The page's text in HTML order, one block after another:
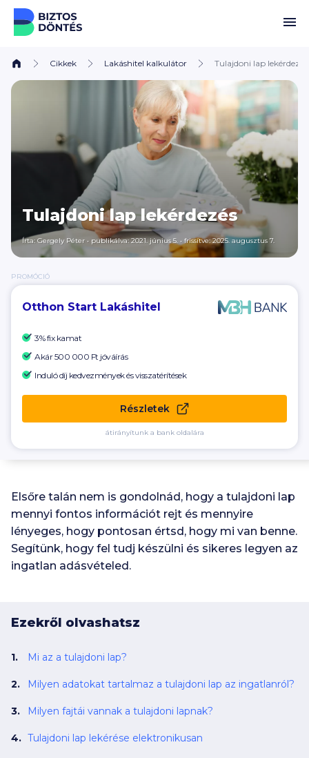
Ugrás a tartalomhoz
Cikkek Lakáshitel kalkulátor Tulajdoni lap lekérdezés
Tulajdoni lap lekérdezés
Írta: Gergely Péter • publikálva: 2021. június 5. • frissítve: 2025. augusztus 7.
PROMÓCIÓ
Otthon Start Lakáshitel
3% fix kamat
Akár500 000 Ft jóváírás
Induló díj kedvezmények és visszatérítések
Részletek
átirányítunk a bank oldalára
Elsőre talán nem is gondolnád, hogy a tulajdoni lap
mennyi fontos információt rejt és mennyire
lényeges, hogy pontosan értsd, hogy mi van benne.
Segítünk, hogy fel tudj készülni és sikeres legyen az
ingatlan adásvételed.
Ezekről olvashatsz
Mi az a tulajdoni lap?
Milyen adatokat tartalmaz a tulajdoni lap az ingatlanról?
Milyen fajtái vannak a tulajdoni lapnak?
Tulajdoni lap lekérése elektronikusan